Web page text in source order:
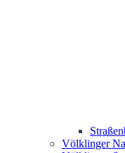
Völklinger